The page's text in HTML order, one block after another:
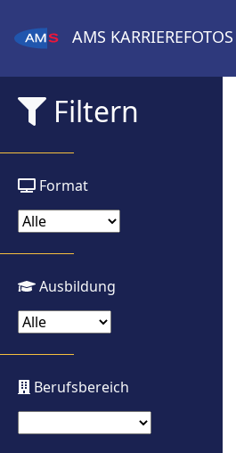
AMS KARRIEREFOTOS
Filtern
Format
Ausbildung
Berufsbereich